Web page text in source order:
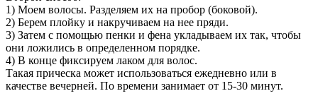
1) Моем волосы. Разделяем их на пробор (боковой).
2) Берем плойку и накручиваем на нее пряди.
3) Затем с помощью пенки и фена укладываем их так, чтобы
они ложились в определенном порядке.
4) В конце фиксируем лаком для волос.
Такая прическа может использоваться ежедневно или в
качестве вечерней. По времени занимает от 15-30 минут.